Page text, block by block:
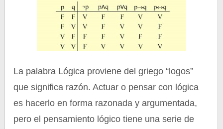
La palabra Lógica proviene del griego “logos”
que significa razón. Actuar o pensar con lógica
es hacerlo en forma razonada y argumentada,
pero el pensamiento lógico tiene una serie de